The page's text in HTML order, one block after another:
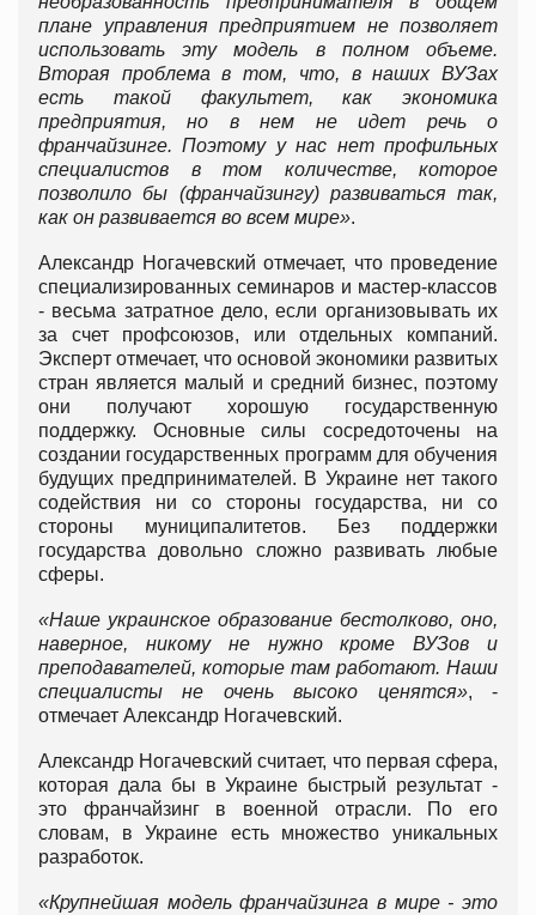
плане управления предприятием не позволяет
использовать эту модель в полном объеме.
Вторая проблема в том, что, в нашихВУЗах
есть такой факультет, как экономика
предприятия, но в нем не идет речь о
франчайзинге. Поэтому у нас нет профильных
специалистов в том количестве, которое
позволило бы (франчайзингу) развиваться так,
как он развивается во всем мире».
Александр Ногачевский отмечает, что проведение
специализированных семинаров и мастер-классов
- весьма затратное дело, если организовывать их
за счет профсоюзов, или отдельных компаний.
Эксперт отмечает, что основой экономики развитых
стран является малый и средний бизнес, поэтому
они получают хорошую государственную
поддержку. Основные силы сосредоточены на
создании государственных программ для обучения
будущих предпринимателей. В Украине нет такого
содействия ни со стороны государства, ни со
стороны муниципалитетов. Без поддержки
государства довольно сложно развивать любые
сферы.
«Наше украинское образование бестолково, оно,
наверное, никому не нужно кроме ВУЗов и
преподавателей, которые там работают. Наши
специалисты не очень высоко ценятся», -
отмечает Александр Ногачевский.
Александр Ногачевский считает, что первая сфера,
которая дала бы в Украине быстрый результат -
это франчайзинг в военной отрасли. По его
словам, в Украине есть множество уникальных
разработок.
«Крупнейшая модель франчайзинга в мире - это